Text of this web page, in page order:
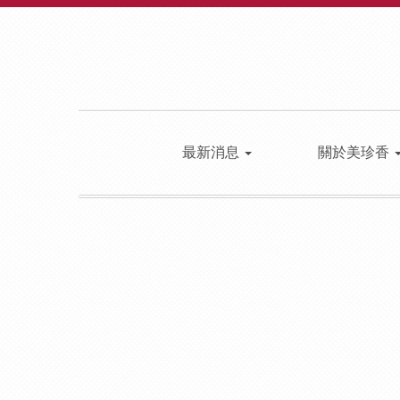
最新消息 關於美珍香